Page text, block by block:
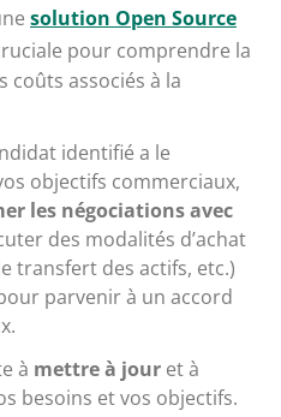
solution Open Source
pour comprendre la
coûts associés à la
identifié a le
objectifs commerciaux,
les négociations avec
des modalités d’achat
transfert des actifs, etc.)
parvenir à un accord
à mettre à jour et à
besoins et vos objectifs.